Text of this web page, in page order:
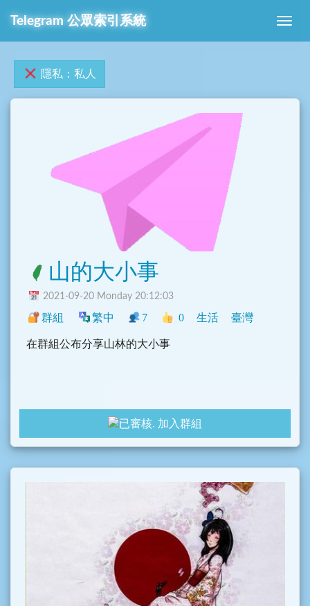
Telegram 公眾索引系統
隱私：私人
山的大小事
2021-09-20 Monday 20:12:03
群組 繁中 7 0 生活 臺灣
在群組公布分享山林的大小事
加入群組